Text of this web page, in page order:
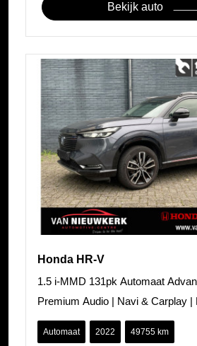
Bekijk auto
Honda HR-V
1.5 i-MMD 131pk Automaat
Premium Audio | Navi & Carplay |
Klep | Stoel&Stuur Verwarming |
Automaat 2022 49755 km